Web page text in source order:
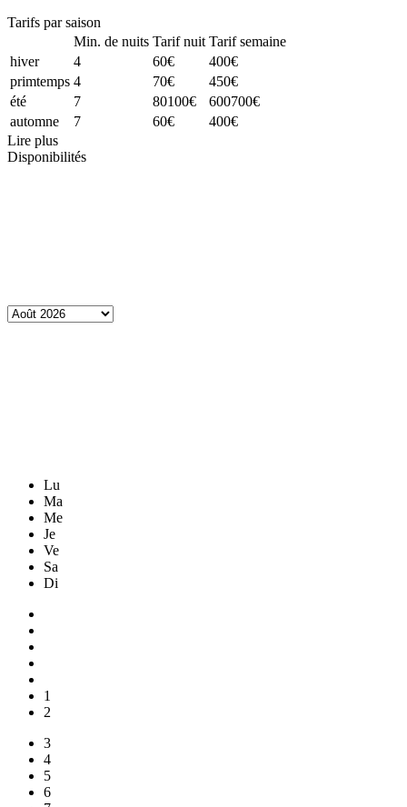
Tarifs par saison
Min. de nuits Tarif nuit Tarif semaine
hiver
4 60€
400€
primtemps 4 70€
450€
été
7 80100€
600700€
automne
7 60€
400€
Lire plus
Disponibilités
Lu
Ma
Me
Je
Ve
Sa
Di
1
2
3
4
5
6